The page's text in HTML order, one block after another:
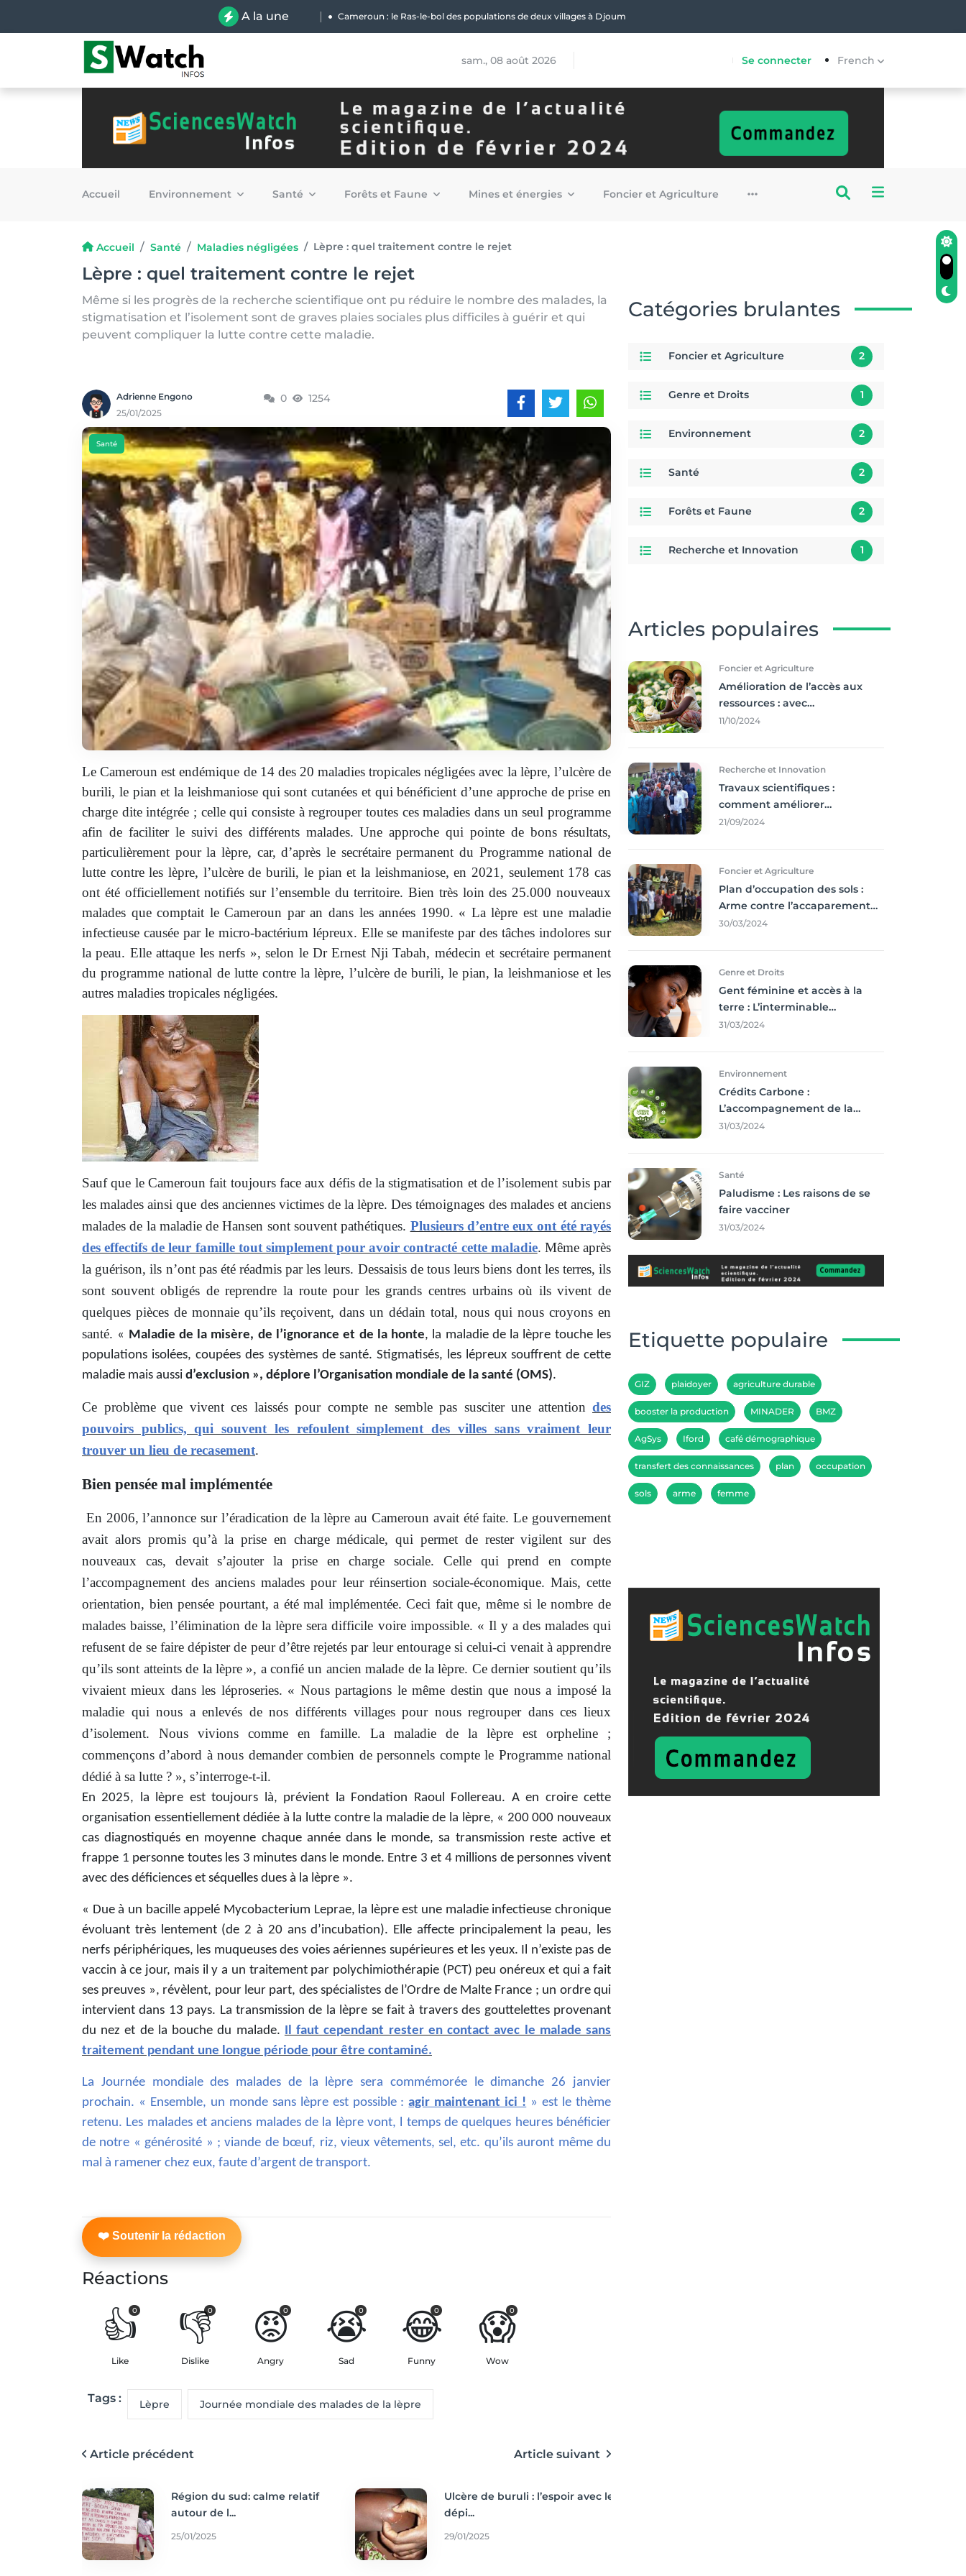
A la une | Cameroun : le Ras-le-bol des populations de deux villages à Djoum
sam., 08 août 2026 Se connecter French
Accueil Environnement Santé Forêts et Faune Mines et énergies Foncier et Agriculture
Accueil Santé Maladies négligées Lèpre : quel traitement contre le rejet
Lèpre : quel traitement contre le rejet
Même si les progrès de la recherche scientifique ont pu réduire le nombre des malades, la
stigmatisation et l’isolement sont de graves plaies sociales plus difficiles à guérir et qui
peuvent compliquer la lutte contre cette maladie.
Adrienne Engono
25/01/2025
0 1254
Santé
Le Cameroun est endémique de 14 des 20 maladies tropicales négligées avec la lèpre, l’ulcère de
burili, le pian et la leishmaniose qui sont cutanées et qui bénéficient d’une approche de prise en
charge dite intégrée ; celle qui consiste à regrouper toutes ces maladies dans un seul programme
afin de faciliter le suivi des différents malades. Une approche qui pointe de bons résultats,
particulièrement pour la lèpre, car, d’après le secrétaire permanent du Programme national de
lutte contre les lèpre, l’ulcère de burili, le pian et la leishmaniose, en 2021, seulement 178 cas
ont été officiellement notifiés sur l’ensemble du territoire. Bien très loin des 25.000 nouveaux
malades que comptait le Cameroun par an dans les années 1990. « La lèpre est une maladie
infectieuse causée par le micro-bactérium lépreux. Elle se manifeste par des tâches indolores sur
la peau. Elle attaque les nerfs », selon le Dr Ernest Nji Tabah, médecin et secrétaire permanent
du programme national de lutte contre la lèpre, l’ulcère de burili, le pian, la leishmaniose et les
autres maladies tropicales négligées.
Sauf que le Cameroun fait toujours face aux défis de la stigmatisation et de l’isolement subis par
les malades ainsi que des anciennes victimes de la lèpre. Des témoignages des malades et anciens
malades de la maladie de Hansen sont souvent pathétiques. Plusieurs d’entre eux ont été rayés
des effectifs de leur famille tout simplement pour avoir contracté cette maladie. Même après
la guérison, ils n’ont pas été réadmis par les leurs. Dessaisis de tous leurs biens dont les terres, ils
sont souvent obligés de reprendre la route pour les grands centres urbains où ils vivent de
quelques pièces de monnaie qu’ils reçoivent, dans un dédain total, nous qui nous croyons en
santé. « Maladie de la misère, de l’ignorance et de la honte, la maladie de la lèpre touche les
populations isolées, coupées des systèmes de santé. Stigmatisés, les lépreux souffrent de cette
maladie mais aussi d’exclusion », déplore l’Organisation mondiale de la santé (OMS).
Ce problème que vivent ces laissés pour compte ne semble pas susciter une attention des
pouvoirs publics, qui souvent les refoulent simplement des villes sans vraiment leur
trouver un lieu de recasement.
Bien pensée mal implémentée
En 2006, l’annonce sur l’éradication de la lèpre au Cameroun avait été faite. Le gouvernement
avait alors promis qu’à la prise en charge médicale, qui permet de rester vigilent sur des
nouveaux cas, devait s’ajouter la prise en charge sociale. Celle qui prend en compte
l’accompagnement des anciens malades pour leur réinsertion sociale-économique. Mais, cette
orientation, bien pensée pourtant, a été mal implémentée. Ceci fait que, même si le nombre de
malades baisse, l’élimination de la lèpre sera difficile voire impossible. « Il y a des malades qui
refusent de se faire dépister de peur d’être rejetés par leur entourage si celui-ci venait à apprendre
qu’ils sont atteints de la lèpre », a confié un ancien malade de la lèpre. Ce dernier soutient qu’ils
vivaient mieux dans les léproseries. « Nous partagions le même destin que nous a imposé la
maladie qui nous a enlevés de nos différents villages pour nous regrouper dans ces lieux
d’isolement. Nous vivions comme en famille. La maladie de la lèpre est orpheline ;
commençons d’abord à nous demander combien de personnels compte le Programme national
dédié à sa lutte ? », s’interroge-t-il.
En 2025, la lèpre est toujours là, prévient la Fondation Raoul Follereau. A en croire cette
organisation essentiellement dédiée à la lutte contre la maladie de la lèpre, « 200 000 nouveaux
cas diagnostiqués en moyenne chaque année dans le monde, sa transmission reste active et
frappe 1 personne toutes les 3 minutes dans le monde. Entre 3 et 4 millions de personnes vivent
avec des déficiences et séquelles dues à la lèpre ».
« Due à un bacille appelé Mycobacterium Leprae, la lèpre est une maladie infectieuse chronique
évoluant très lentement (de 2 à 20 ans d’incubation). Elle affecte principalement la peau, les
nerfs périphériques, les muqueuses des voies aériennes supérieures et les yeux. Il n’existe pas de
vaccin à ce jour, mais il y a un traitement par polychimiothérapie (PCT) peu onéreux et qui a fait
ses preuves », révèlent, pour leur part, des spécialistes de l’Ordre de Malte France ; un ordre qui
intervient dans 13 pays. La transmission de la lèpre se fait à travers des gouttelettes provenant
du nez et de la bouche du malade.
Il faut cependant rester en contact avec le malade sans
traitement pendant une longue période pour être contaminé.
La Journée mondiale des malades de la lèpre sera commémorée le dimanche 26 janvier
prochain. « Ensemble, un monde sans lèpre est possible :agir maintenant ici ! » est le thème
retenu. Les malades et anciens malades de la lèpre vont, l temps de quelques heures bénéficier
de notre « générosité » ; viande de bœuf, riz, vieux vêtements, sel, etc. qu’ils auront même du
mal à ramener chez eux, faute d’argent de transport.
Réactions
👍
0
Like
👎
0
Dislike
😡
0
Angry
😭
0
Sad
😂
0
Funny
😱
0
Wow
Tags : Lèpre Journée mondiale des malades de la lèpre
Article précédent Article suivant
Région du sud: calme relatif
autour de l...
25/01/2025
Ulcère de buruli : l’espoir avec le
dépi...
29/01/2025
Catégories brulantes
Foncier et Agriculture 2
Genre et Droits 1
Environnement 2
Santé 2
Forêts et Faune 2
Recherche et Innovation 1
Articles populaires
Foncier et Agriculture
Amélioration de l’accès aux
ressources : avec
l'incontournable ’agriculture
11/10/2024
Recherche et Innovation
Travaux scientifiques :
comment améliorer
l’utilisation des résultats
21/09/2024
Foncier et Agriculture
Plan d’occupation des sols :
Arme contre l’accaparement
des terres
30/03/2024
Genre et Droits
Gent féminine et accès à la
terre : L’interminable
recherche des droits
31/03/2024
Environnement
Crédits Carbone :
L’accompagnement de la
Francophonie
31/03/2024
Santé
Paludisme : Les raisons de se
faire vacciner
31/03/2024
Etiquette populaire
GIZ plaidoyer agriculture durable
booster la production MINADER BMZ
AgSys Iford café démographique
transfert des connaissances plan occupation
sols arme femme